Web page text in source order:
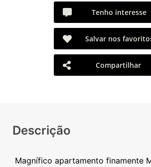
Tenho interesse
Salvar nos
Compartilhar
Descrição
Magnífico apartamento finamente